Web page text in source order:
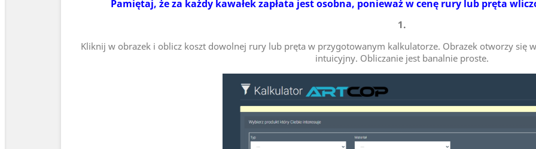
Pamiętaj, że za każdy kawałek zapłata jest osobna, ponieważ w cenę rury lub pręta
1.
Kliknij w obrazek i oblicz koszt dowolnej rury lub pręta w przygotowanym kalkulatorze. Obrazek otworzy się
intuicyjny. Obliczanie jest banalnie proste.